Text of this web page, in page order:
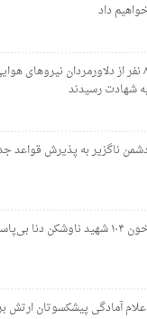
داد
۸ نفر از دلاورمردان نیروهای
به شهادت رسیدند
ناگزیر به پذیرش قواعد
ناوشکن دنا بی‌پاسخ نمی‌ماند
آمادگی پیشکسوتان ارتش